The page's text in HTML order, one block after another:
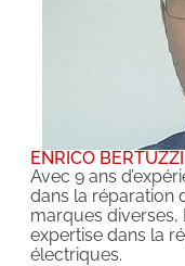
ENRICO BERTUZZI
Avec 9 ans
dans la réparation
marques
expertise dans la
électriques.